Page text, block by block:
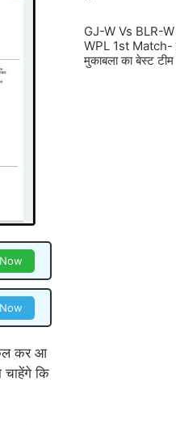
कर आ
चाहेंगे कि
GJ-W Vs BLR-
WPL 1st Match-
मुकाबला का बेस्ट